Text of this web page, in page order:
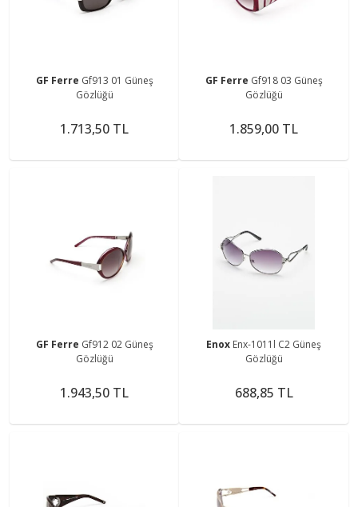
GF Ferre Gf913 01 Güneş
Gözlüğü
1.713,50 TL
GF Ferre Gf918 03 Güneş
Gözlüğü
1.859,00 TL
GF Ferre Gf912 02 Güneş
Gözlüğü
1.943,50 TL
Enox Enx-1011l C2 Güneş
Gözlüğü
688,85 TL